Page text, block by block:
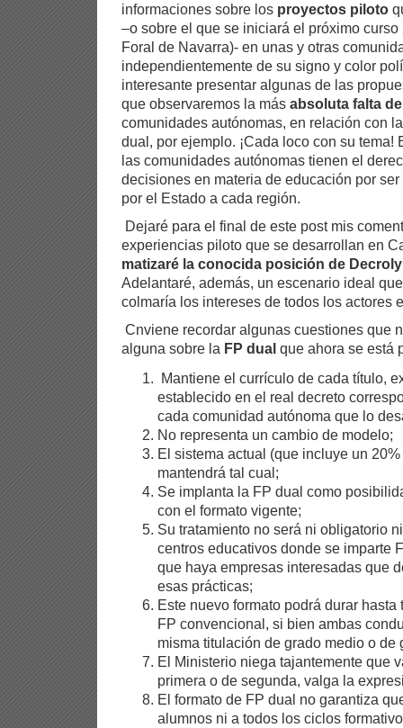
informaciones sobre los proyectos piloto
–o sobre el que se iniciará el próximo
Foral de Navarra)- en unas y otras
independientemente de su signo y color
interesante presentar algunas de las
que observaremos la más absoluta falta
comunidades autónomas, en relación con
dual, por ejemplo. ¡Cada loco con su tema!
las comunidades autónomas tienen el
decisiones en materia de educación por
por el Estado a cada región.
Dejaré para el final de este post mis
experiencias piloto que se desarrollan en
matizaré la conocida posición de Decroly
Adelantaré, además, un escenario ideal
colmaría los intereses de todos los actores
Cnviene recordar algunas cuestiones que
alguna sobre la FP dual que ahora se está
Mantiene el currículo de cada título,
establecido en el real decreto
cada comunidad autónoma que lo
No representa un cambio de modelo;
El sistema actual (que incluye un
mantendrá tal cual;
Se implanta la FP dual como
con el formato vigente;
Su tratamiento no será ni obligatorio
centros educativos donde se imparte
que haya empresas interesadas que
esas prácticas;
Este nuevo formato podrá durar
FP convencional, si bien ambas
misma titulación de grado medio o de
El Ministerio niega tajantemente que
primera o de segunda, valga la
El formato de FP dual no garantiza
alumnos ni a todos los ciclos